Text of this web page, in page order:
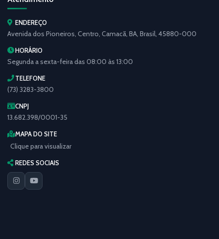
ENDEREÇO
Avenida dos Pioneiros, Centro, Camacã, BA, Brasil, 45880-000
HORÁRIO
Segunda a sexta-feira das 08:00 às 13:00
TELEFONE
(73) 3283-3800
CNPJ
13.682.398/0001-35
MAPA DO SITE
Clique para visualizar
REDES SOCIAIS